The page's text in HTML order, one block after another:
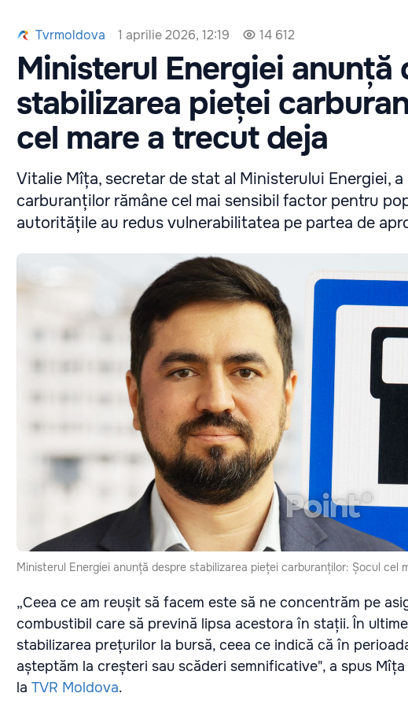
Tvrmoldova 1 aprilie 2026, 12:19 14 612
Ministerul Energiei anunță
stabilizarea pieței
cel mare a trecut deja
Vitalie Mîța, secretar de stat al Ministerului Energiei,
carburanților rămâne cel mai sensibil factor pentru
autoritățile au redus vulnerabilitatea pe partea de
Ministerul Energiei anunță despre stabilizarea pieței carburanților: Șocul cel
„Ceea ce am reușit să facem este să ne concentrăm pe
combustibil care să prevină lipsa acestora în stații. În
stabilizarea prețurilor la bursă, ceea ce indică că în
așteptăm la creșteri sau scăderi semnificative", a spus
la TVR Moldova.